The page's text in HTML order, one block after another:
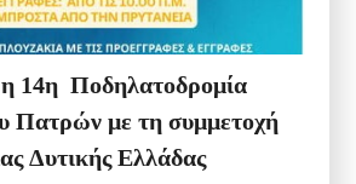
14η Ποδηλατοδρομία
Πατρών με τη συμμετοχή
Δυτικής Ελλάδας